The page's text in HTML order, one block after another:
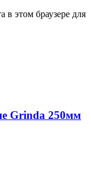
в этом браузере для
Grinda 250мм